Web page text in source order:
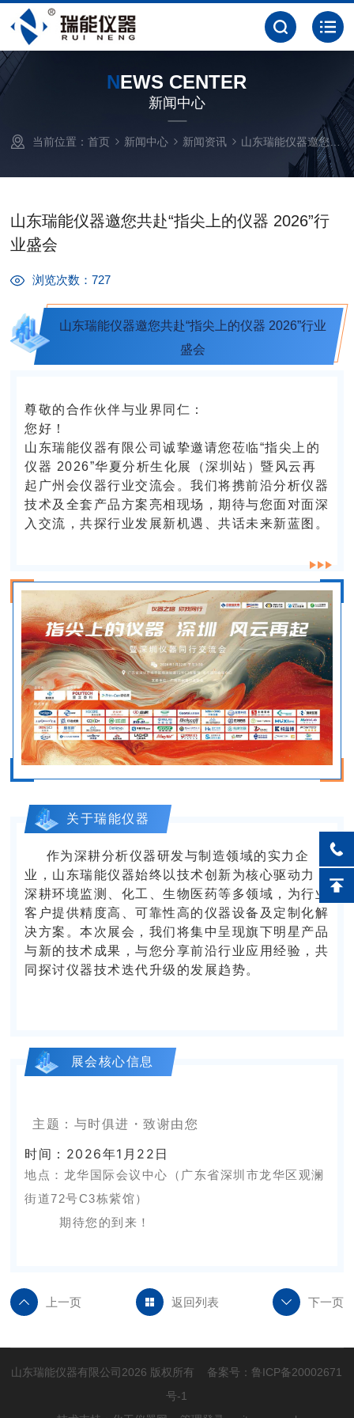
NEWS CENTER
新闻中心
当前位置：首页 新闻中心 新闻资讯 山东瑞能仪器邀您共赴“指尖上的仪器 2026”行业盛会
山东瑞能仪器邀您共赴“指尖上的仪器 2026”行
业盛会
浏览次数：727
山东瑞能仪器邀您共赴“指尖上的仪器 2026”行业
盛会
尊敬的合作伙伴与业界同仁：
您好！
山东瑞能仪器有限公司诚挚邀请您莅临“指尖上的
仪器 2026”华夏分析生化展（深圳站）暨风云再
起广州会仪器行业交流会。我们将携前沿分析仪器
技术及全套产品方案亮相现场，期待与您面对面深
入交流，共探行业发展新机遇、共话未来新蓝图。
关于瑞能仪器
作为深耕分析仪器研发与制造领域的实力企
业，山东瑞能仪器始终以技术创新为核心驱动力，
深耕环境监测、化工、生物医药等多领域，为行业
客户提供精度高、可靠性高的仪器设备及定制化解
决方案。本次展会，我们将集中呈现旗下明星产品
与新的技术成果，与您分享前沿行业应用经验，共
同探讨仪器技术迭代升级的发展趋势。
展会核心信息
主题：与时俱进・致谢由您
时间：2026年1月22日
地点：龙华国际会议中心（广东省深圳市龙华区观澜
街道72号C3栋紫馆）
期待您的到来！
上一页 返回列表 下一页
山东瑞能仪器有限公司2026 版权所有 备案号： 鲁ICP备20002671
号-1